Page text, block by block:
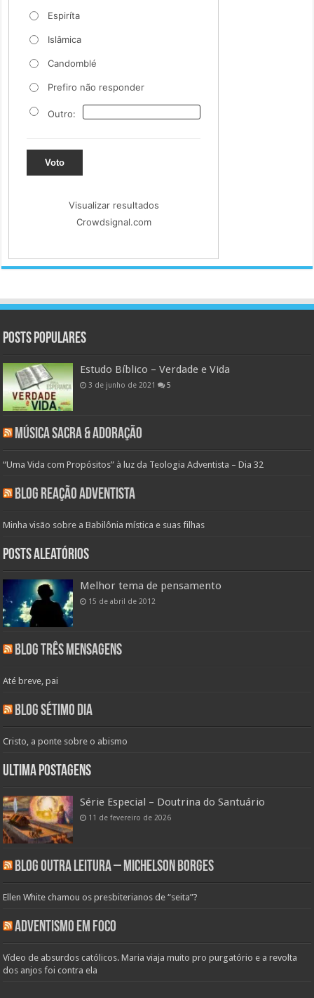
Espiríta
Islâmica
Candomblé
Prefiro não responder
Outro:
Voto
Visualizar resultados
Crowdsignal.com
Posts populares
Estudo Bíblico – Verdade e Vida
3 de junho de 2021 5
Música Sacra & Adoração
“Uma Vida com Propósitos” à luz da Teologia Adventista – Dia 32
Blog Reação Adventista
Minha visão sobre a Babilônia mística e suas filhas
Posts aleatórios
Melhor tema de pensamento
15 de abril de 2012
Blog Três Mensagens
Até breve, pai
Blog Sétimo Dia
Cristo, a ponte sobre o abismo
Ultima Postagens
Série Especial – Doutrina do Santuário
11 de fevereiro de 2026
Blog Outra Leitura – Michelson Borges
Ellen White chamou os presbiterianos de “seita”?
Adventismo em Foco
Vídeo de absurdos católicos. Maria viaja muito pro purgatório e a revolta
dos anjos foi contra ela